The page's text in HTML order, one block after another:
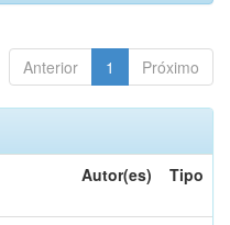
Anterior 1 Próximo
Autor(es) Tipo